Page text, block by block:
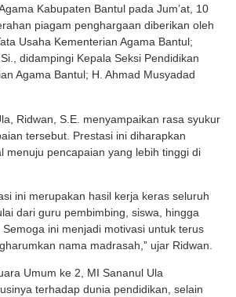
Kabupaten Bantul pada Jum’at, 10
piagam penghargaan diberikan oleh
Usaha Kementerian Agama Bantul;
didampingi Kepala Seksi Pendidikan
Agama Bantul; H. Ahmad Musyadad
Ridwan, S.E. menyampaikan rasa syukur
tersebut. Prestasi ini diharapkan
menuju pencapaian yang lebih tinggi di
ini merupakan hasil kerja keras seluruh
dari guru pembimbing, siswa, hingga
ini menjadi motivasi untuk terus
nama madrasah,” ujar Ridwan.
Umum ke 2, MI Sananul Ula
terhadap dunia pendidikan, selain